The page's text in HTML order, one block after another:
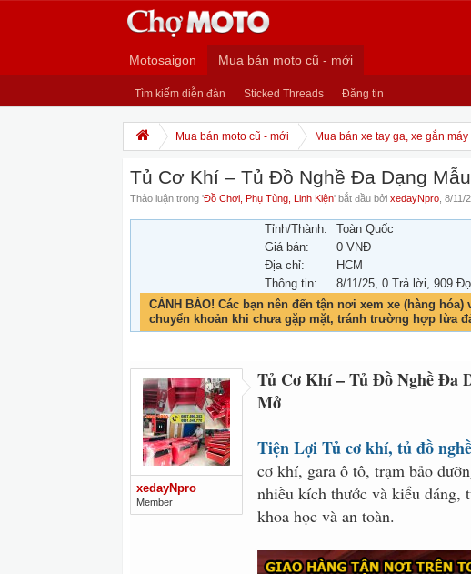
Motosaigon Mua bán moto cũ - mới
Tìm kiếm diễn đàn Sticked Threads Đăng tin
Mua bán moto cũ - mới Mua bán xe tay ga, xe gắn máy
Tủ Cơ Khí – Tủ Đồ Nghề Đa Dạng
Thảo luận trong 'Đồ Chơi, Phụ Tùng, Linh Kiện' bắt đầu bởi xedayNpro 8/11/
Tỉnh/Thành:
Toàn Quốc
Giá bán:
0 VNĐ
Địa chỉ:
HCM
Thông tin:
8/11/25, 0 Trả lời, 909
CẢNH BÁO! Các bạn nên đến tận nơi xem xe (hàng
chuyển khoản khi chưa gặp mặt, tránh trường hợp lừa
xedayNpro
Member
Tủ Cơ Khí – Tủ Đồ Nghề Đa
Mở
Tiện Lợi Tủ cơ khí, tủ đồ nghề
cơ khí, gara ô tô, trạm bảo
nhiều kích thước và kiểu dáng,
khoa học và an toàn.